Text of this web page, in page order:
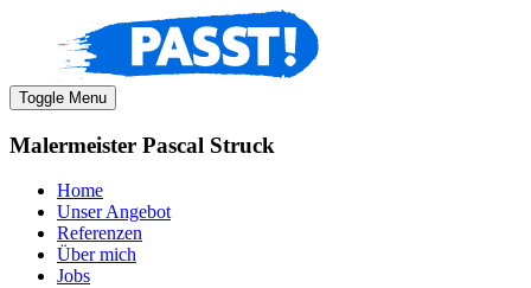
Toggle Menu
Malermeister Pascal Struck
Home
Unser Angebot
Referenzen
Über mich
Jobs